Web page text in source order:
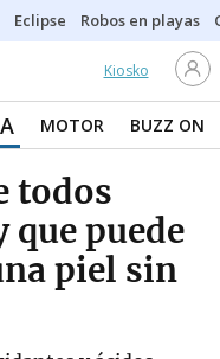
Eclipse Robos en playas
Kiosko
MOTOR BUZZ ON
todos
que puede
piel sin